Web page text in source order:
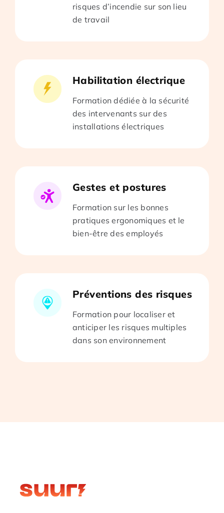
risques d’incendie sur son lieu
de travail
Habilitation électrique
Formation dédiée à la sécurité
des intervenants sur des
installations électriques
Gestes et postures
Formation sur les bonnes
pratiques ergonomiques et le
bien-être des employés
Préventions des risques
Formation pour localiser et
anticiper les risques multiples
dans son environnement